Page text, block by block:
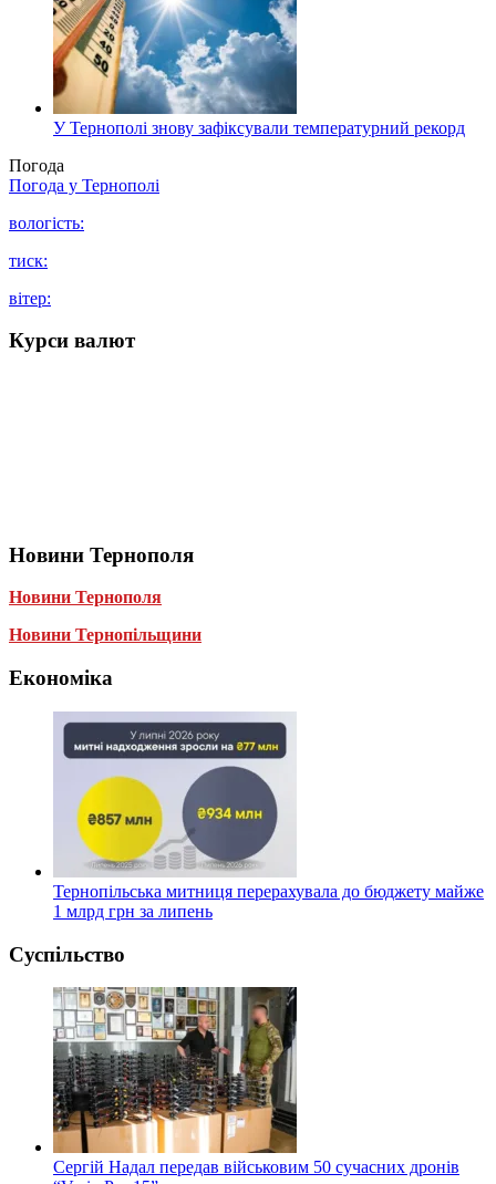
У Тернополі знову зафіксували температурний рекорд
Погода
Погода у Тернополі
вологість:
тиск:
вітер:
Курси валют
Новини Тернополя
Новини Тернополя
Новини Тернопільщини
Економіка
Тернопільська митниця перерахувала до бюджету майже
1 млрд грн за липень
Суспільство
Сергій Надал передав військовим 50 сучасних дронів